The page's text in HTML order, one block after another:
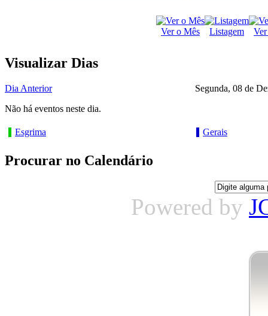
Ver o Mês Listagem
Visualizar Dias
Dia Anterior
Segunda, 08 de
Não há eventos neste dia.
Esgrima Gerais
Procurar no Calendário
Powered by